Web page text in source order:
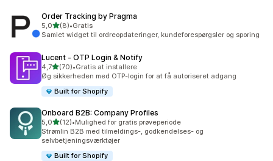
Order Tracking by Pragma
5,0ud af 5 stjerner
(8)
8 anmeldelser i alt
•Gratis
Samlet widget til ordreopdateringer, kundeforespørgsler og sporing
Lucent ‑ OTP Login & Notify
4,7ud af 5 stjerner
(70)
70 anmeldelser i alt
•Gratis at installere
Øg sikkerheden med OTP-login for at få autoriseret adgang
Built for Shopify
Onboard B2B: Company Profiles
5,0ud af 5 stjerner
(12)
12 anmeldelser i alt
•Mulighed for gratis prøveperiode
Strømlin B2B med tilmeldings-, godkendelses- og
selvbetjeningsværktøjer
Built for Shopify